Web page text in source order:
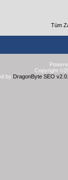
Tüm
Copyright
by DragonByte SEO